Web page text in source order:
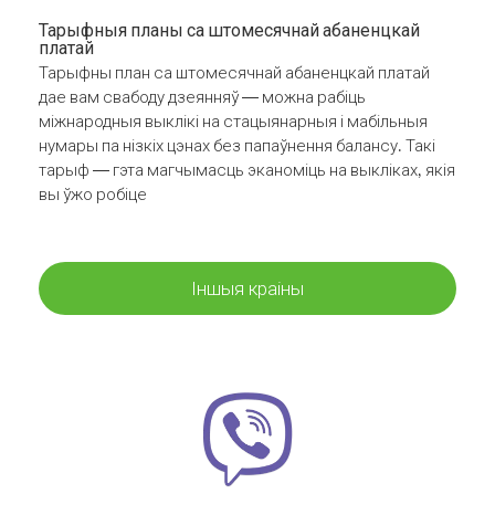
Тарыфныя планы са штомесячнай абаненцкай
платай
Тарыфны план са штомесячнай абаненцкай платай
дае вам свабоду дзеянняў — можна рабіць
міжнародныя выклікі на стацыянарныя і мабільныя
нумары па нізкіх цэнах без папаўнення балансу. Такі
тарыф — гэта магчымасць эканоміць на выкліках, якія
вы ўжо робіце
Іншыя краіны